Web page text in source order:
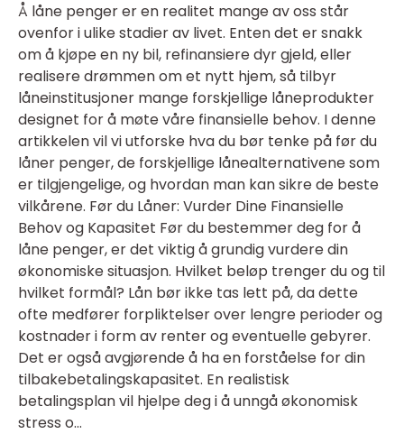
Å låne penger er en realitet mange av oss står
ovenfor i ulike stadier av livet. Enten det er snakk
om å kjøpe en ny bil, refinansiere dyr gjeld, eller
realisere drømmen om et nytt hjem, så tilbyr
låneinstitusjoner mange forskjellige låneprodukter
designet for å møte våre finansielle behov. I denne
artikkelen vil vi utforske hva du bør tenke på før du
låner penger, de forskjellige lånealternativene som
er tilgjengelige, og hvordan man kan sikre de beste
vilkårene. Før du Låner: Vurder Dine Finansielle
Behov og Kapasitet Før du bestemmer deg for å
låne penger, er det viktig å grundig vurdere din
økonomiske situasjon. Hvilket beløp trenger du og til
hvilket formål? Lån bør ikke tas lett på, da dette
ofte medfører forpliktelser over lengre perioder og
kostnader i form av renter og eventuelle gebyrer.
Det er også avgjørende å ha en forståelse for din
tilbakebetalingskapasitet. En realistisk
betalingsplan vil hjelpe deg i å unngå økonomisk
stress o...